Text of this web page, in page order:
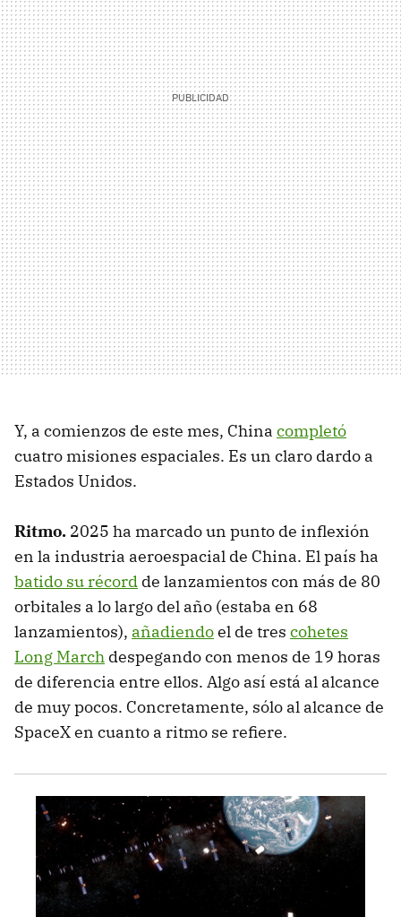
Y, a comienzos de este mes, China completó
cuatro misiones espaciales. Es un claro dardo a
Estados Unidos.
Ritmo. 2025 ha marcado un punto de inflexión
en la industria aeroespacial de China. El país ha
batido su récord de lanzamientos con más de 80
orbitales a lo largo del año (estaba en 68
lanzamientos), añadiendoel de tres cohetes
Long March despegando con menos de 19 horas
de diferencia entre ellos. Algo así está al alcance
de muy pocos. Concretamente, sólo al alcance de
SpaceX en cuanto a ritmo se refiere.